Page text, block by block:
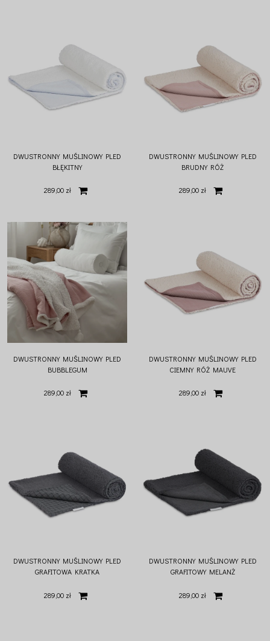
DWUSTRONNY MUŚLINOWY PLED
BŁĘKITNY
289,00 zł
DWUSTRONNY MUŚLINOWY PLED
BRUDNY RÓŻ
289,00 zł
DWUSTRONNY MUŚLINOWY PLED
BUBBLEGUM
289,00 zł
DWUSTRONNY MUŚLINOWY PLED
CIEMNY RÓŻ MAUVE
289,00 zł
DWUSTRONNY MUŚLINOWY PLED
GRAFITOWA KRATKA
289,00 zł
DWUSTRONNY MUŚLINOWY PLED
GRAFITOWY MELANŻ
289,00 zł